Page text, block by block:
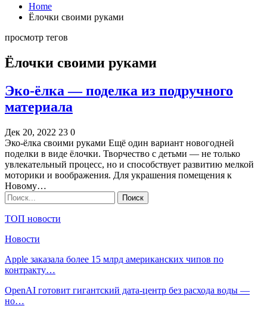
Home
Ёлочки своими руками
просмотр тегов
Ёлочки своими руками
Эко-ёлка — поделка из подручного
материала
Дек 20, 2022 23 0
Эко-ёлка своими руками Ещё один вариант новогодней
поделки в виде ёлочки. Творчество с детьми — не только
увлекательный процесс, но и способствует развитию мелкой
моторики и воображения. Для украшения помещения к
Новому…
ТОП новости
Новости
Apple заказала более 15 млрд американских чипов по
контракту…
OpenAI готовит гигантский дата-центр без расхода воды —
но…